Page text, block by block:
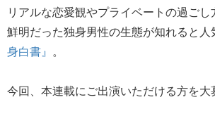
リアルな恋愛観やプライベートの過ご
鮮明だった独身男性の生態が知れると人
身白書』 。
今回、本連載にご出演いただける方を大